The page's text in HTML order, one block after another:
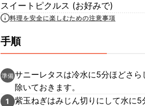
スイートピクルス (お好みで)
料理を安全に楽しむための注意事項
手順
準備サニーレタスは冷水に5分ほどさ
除いておきます。
1
紫玉ねぎはみじん切りにして水に